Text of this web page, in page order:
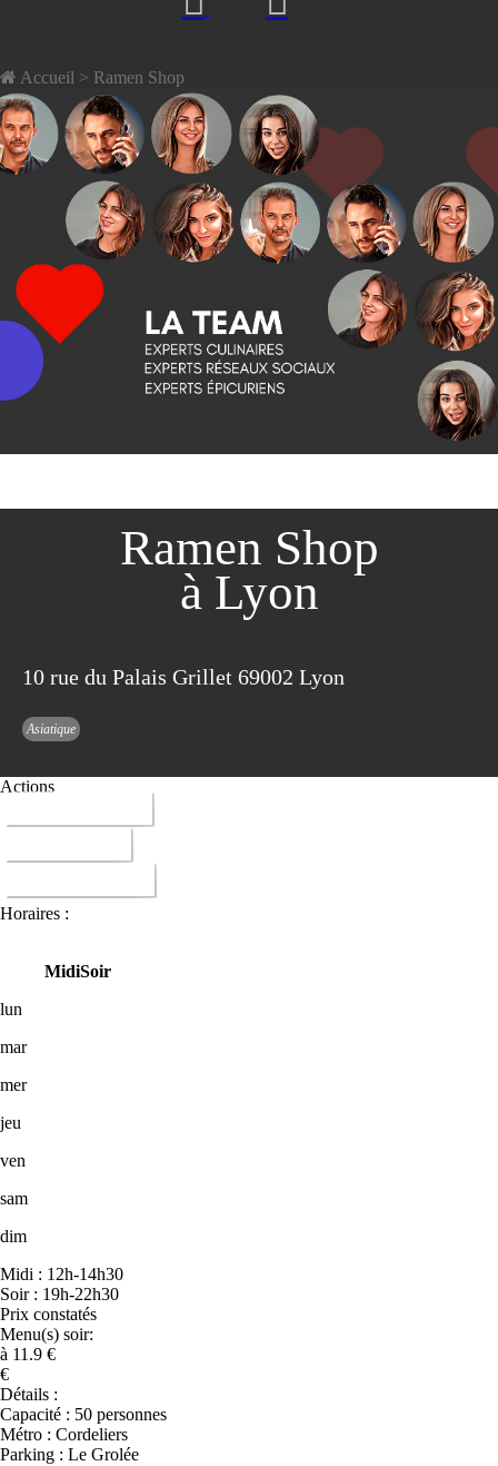
Accueil > Ramen Shop
Ramen Shop
à Lyon
10 rue du Palais Grillet 69002 Lyon
Asiatique
Actions
Horaires :
MidiSoir
lun
mar
mer
jeu
ven
sam
dim
Midi : 12h-14h30
Soir : 19h-22h30
Prix constatés
Menu(s) soir:
à 11.9 €
€
Détails :
Capacité : 50 personnes
Métro : Cordeliers
Parking : Le Grolée